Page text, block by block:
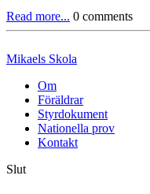
Read more... 0 comments
Mikaels Skola
Om
Föräldrar
Styrdokument
Nationella prov
Kontakt
Slut